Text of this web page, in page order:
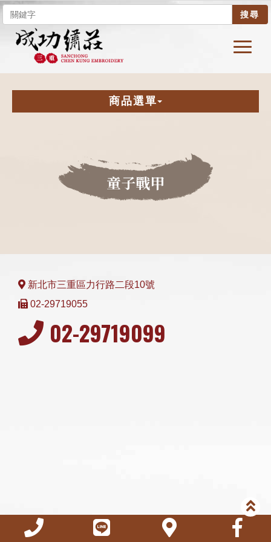
搜尋
商品選單
童子戰甲
新北市三重區力行路二段10號
02-29719055
02-29719099